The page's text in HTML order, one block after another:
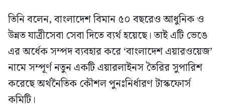
তিনি বলেন, বাংলাদেশ বিমান ৫০ বছরেও আধুনিক ও
উন্নত যাত্রীসেবা সেবা দিতে ব্যর্থ হয়েছে। তাই এটি ভেঙে
এর অর্ধেক সম্পদ ব্যবহার করে ‘বাংলাদেশ এয়ারওয়েজ’
নামে সম্পূর্ণ নতুন একটি এয়ারলাইনস তৈরির সুপারিশ
করেছে অর্থনৈতিক কৌশল পুনঃনির্ধারণ টাস্কফোর্স
কমিটি।